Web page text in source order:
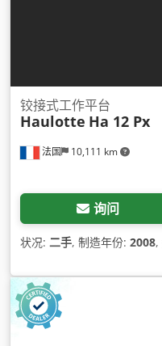
法国 10,111 km
铰接式工作平台
Haulotte Ha 12 Px
询问
状况: 二手, 制造年份: 2008,